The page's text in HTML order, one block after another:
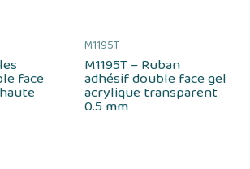
face
M1195T
M1195T – Ruban
adhésif double face gel
acrylique transparent
0.5 mm